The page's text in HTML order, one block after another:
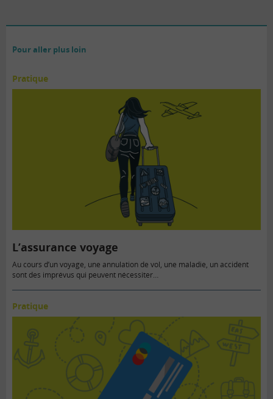
Pour aller plus loin
Pratique
L’assurance voyage
Au cours d’un voyage, une annulation de vol, une maladie, un accident
sont des imprévus qui peuvent nécessiter…
Pratique